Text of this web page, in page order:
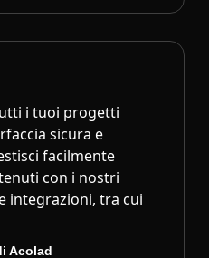
i tuoi progetti
sicura e
facilmente
con i nostri
integrazioni, tra cui
Acolad